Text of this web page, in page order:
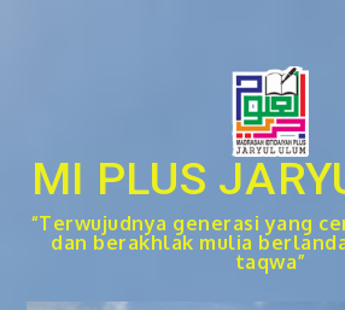
MI PLUS
“Terwujudnya generasi yang
dan berakhlak mulia
taqwa”